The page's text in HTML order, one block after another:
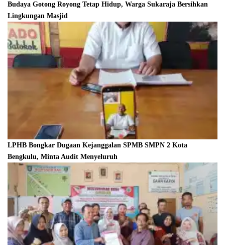
Budaya Gotong Royong Tetap Hidup, Warga Sukaraja Bersihkan
Lingkungan Masjid
LPHB Bongkar Dugaan Kejanggalan SPMB SMPN 2 Kota
Bengkulu, Minta Audit Menyeluruh